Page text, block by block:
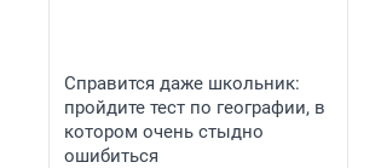
Справится даже школьник:
пройдите тест по географии, в
котором очень стыдно
ошибиться